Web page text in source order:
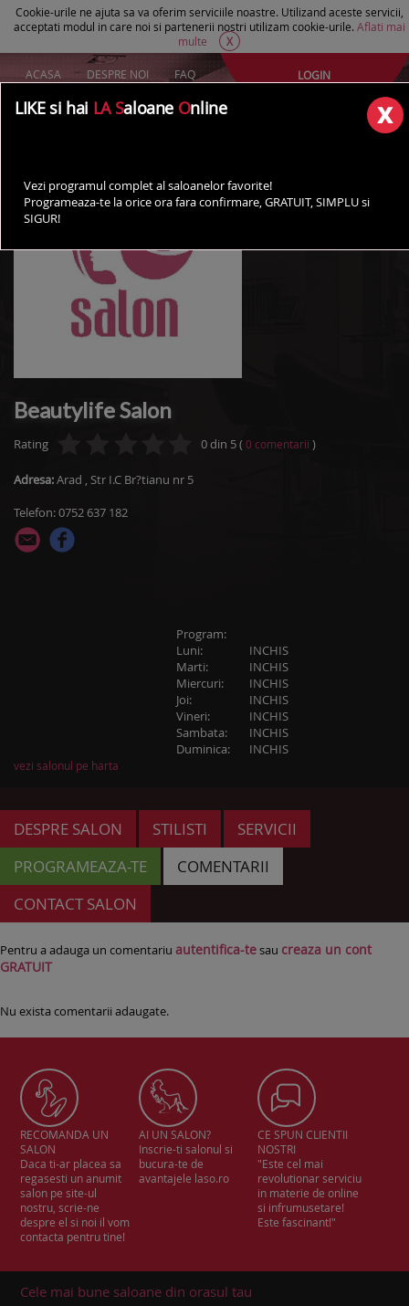
Cookie-urile ne ajuta sa va oferim serviciile noastre. Utilizand aceste servicii,
acceptati modul in care noi si partenerii nostri utilizam cookie-urile. Aflati mai
multe
X
ACASA DESPRE NOI FAQ
AI UN SALON?
LOGIN
Beautylife Salon
Rating 0din 5( 0 comentarii )
Adresa:Arad , Str I.C Br?tianu nr 5
Telefon: 0752 637 182
Program:
Luni:
INCHIS
Marti:
INCHIS
Miercuri:
INCHIS
Joi:
INCHIS
Vineri:
INCHIS
Sambata:
INCHIS
Duminica:
INCHIS
vezi salonul pe harta
DESPRE SALON STILISTI
SERVICII
PROGRAMEAZA-TE
COMENTARII
CONTACT SALON
Pentru a adauga un comentariu autentifica-tesau creaza un cont
GRATUIT
Nu exista comentarii adaugate.
RECOMANDA UN
SALON
Daca ti-ar placea sa
regasesti un anumit
salon pe site-ul
nostru, scrie-ne
despre el si noi il vom
contacta pentru tine!
AI UN SALON?
Inscrie-ti salonul si
bucura-te de
avantajele laso.ro
CE SPUN CLIENTII
NOSTRI
"Este cel mai
revolutionar serviciu
in materie de online
si infrumusetare!
Este fascinant!"
Cele mai bune saloane din orasul tau
LIKE si hai LA Saloane Online
Vezi programul complet al saloanelor favorite!
Programeaza-te la orice ora fara confirmare, GRATUIT, SIMPLU si
SIGUR!